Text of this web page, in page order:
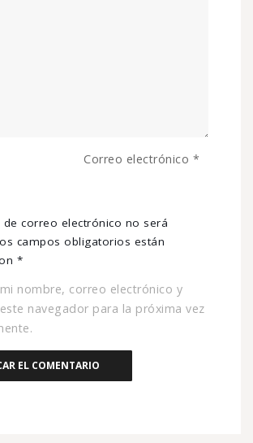
de correo electrónico no será
campos obligatorios están
*
Correo electrónico *
nombre, correo electrónico y
navegador para la próxima vez